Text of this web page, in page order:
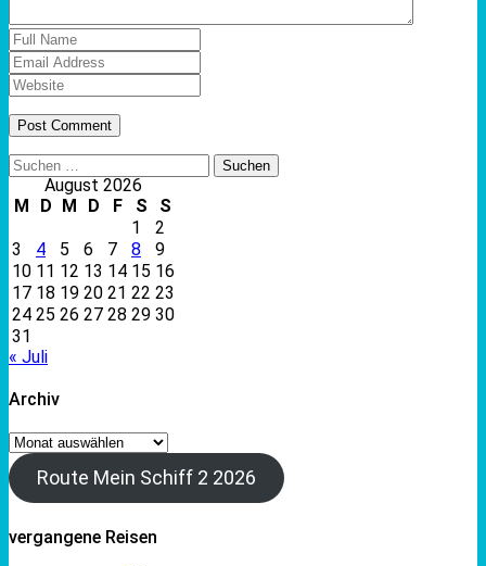
Suchen
nach:August 2026
M
D M D F S
S
1
2
3
4 5 6 7 8
9
10 11 12 13 14 15 16
17 18 19 20 21 22 23
24 25 26 27 28 29 30
31
« Juli
Archiv
Archiv
Route Mein Schiff 2 2026
vergangene Reisen